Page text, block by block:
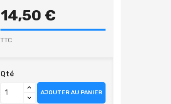
14,50 €
TTC
Qté
AJOUTER AU PANIER